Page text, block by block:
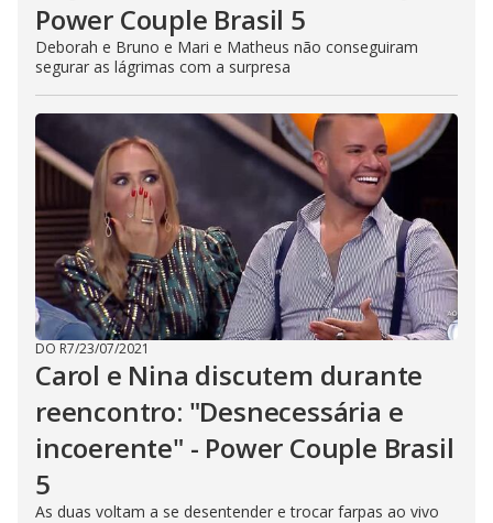
Power Couple Brasil 5
Deborah e Bruno e Mari e Matheus não conseguiram
segurar as lágrimas com a surpresa
DO R7/23/07/2021
Carol e Nina discutem durante
reencontro: "Desnecessária e
incoerente" - Power Couple Brasil
5
As duas voltam a se desentender e trocar farpas ao vivo